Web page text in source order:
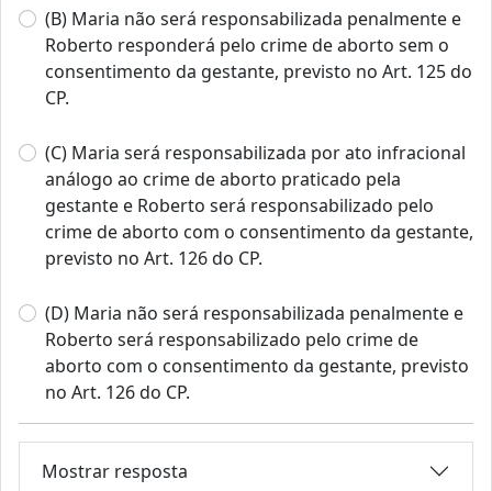
(B) Maria não será responsabilizada penalmente e
Roberto responderá pelo crime de aborto sem o
consentimento da gestante, previsto no Art. 125 do
CP.
(C) Maria será responsabilizada por ato infracional
análogo ao crime de aborto praticado pela
gestante e Roberto será responsabilizado pelo
crime de aborto com o consentimento da gestante,
previsto no Art. 126 do CP.
(D) Maria não será responsabilizada penalmente e
Roberto será responsabilizado pelo crime de
aborto com o consentimento da gestante, previsto
no Art. 126 do CP.
Mostrar resposta